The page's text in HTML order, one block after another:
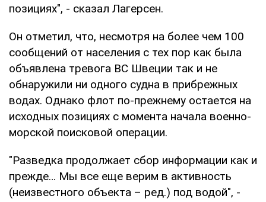
позициях", - сказал Лагерсен.
Он отметил, что, несмотря на более чем 100
сообщений от населения с тех пор как была
объявлена тревога ВС Швеции так и не
обнаружили ни одного судна в прибрежных
водах. Однако флот по-прежнему остается на
исходных позициях с момента начала военно-
морской поисковой операции.
"Разведка продолжает сбор информации как и
прежде… Мы все еще верим в активность
(неизвестного объекта – ред.) под водой", -